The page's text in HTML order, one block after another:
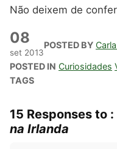
Não deixem de
08
set 2013
POSTED BY
POSTED IN Curiosidades
TAGS
15 Responses to :
na Irlanda